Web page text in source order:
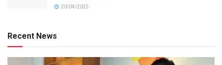
20/04/2025
Recent News